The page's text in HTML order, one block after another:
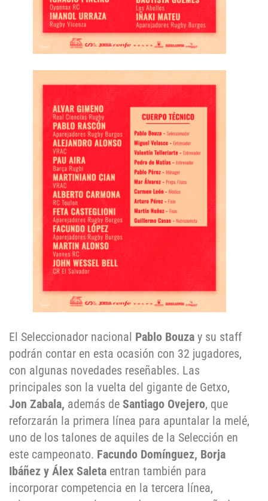
El Seleccionador nacional Pablo Bouza y su staff
podrán contar en esta ocasión con 32 jugadores,
con algunas novedades reseñables. Las
principales son la vuelta del gigante de Getxo,
Jon Zabala, además de Santiago Ovejero, que
reforzarán la primera línea para apuntalar la melé,
uno de los talones de aquiles de la Selección en
este campeonato. Facundo Domínguez, Borja
Ibáñez y Álex Saleta entran también para
incorporar competencia en la tercera línea,